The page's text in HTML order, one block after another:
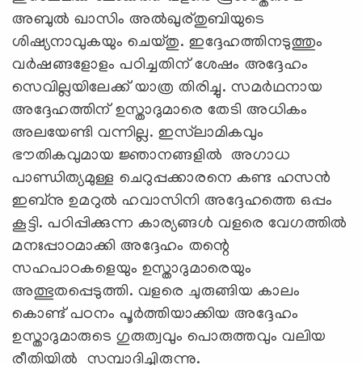
അബുൽ ഖാസിം അൽഖുര്തുബിയുടെ
ശിഷ്യനാവുകയും ചെയ്തു. ഇദ്ദേഹത്തിനടുത്തും
വർഷങ്ങളോളം പഠിച്ചതിന് ശേഷം അദ്ദേഹം
സെവില്ലയിലേക്ക് യാത്ര തിരിച്ചു. സമർഥനായ
അദ്ദേഹത്തിന് ഉസ്താദുമാരെ തേടി അധികം
അലയേണ്ടി വന്നില്ല. ഇസ്‍ലാമികവും
ഭൗതികവുമായ ജ്ഞാനങ്ങളിൽ അഗാധ
പാണ്ഡിത്യമുള്ള ചെറുപ്പക്കാരനെ കണ്ട ഹസൻ
ഇബ്നു ഉമറുൽ ഹവാസിനി അദ്ദേഹത്തെ ഒപ്പം
കൂട്ടി. പഠിപ്പിക്കുന്ന കാര്യങ്ങൾ വളരെ വേഗത്തിൽ
മനഃപ്പാഠമാക്കി അദ്ദേഹം തന്റെ
സഹപാഠകളെയും ഉസ്താദുമാരെയും
അത്ഭുതപ്പെടുത്തി. വളരെ ചുരുങ്ങിയ കാലം
കൊണ്ട് പഠനം പൂർത്തിയാക്കിയ അദ്ദേഹം
ഉസ്താദുമാരുടെ ഗുരുത്വവും പൊരുത്തവും വലിയ
രീതിയിൽ സമ്പാദിച്ചിരുന്നു.